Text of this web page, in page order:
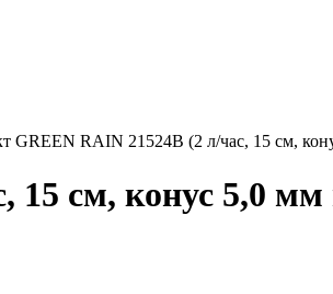
GREEN RAIN 21524B (2 л/час, 15 см,
15 см, конус 5,0